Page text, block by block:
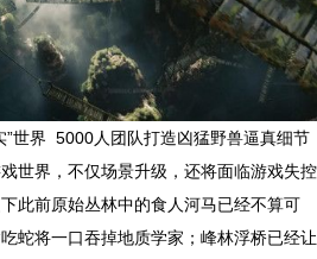
”世界 5000人团队打造凶猛野兽逼真细节
世界，不仅场景升级，还将面临游戏失控
此前原始丛林中的食人河马已经不算可
蛇将一口吞掉地质学家；峰林浮桥已经让